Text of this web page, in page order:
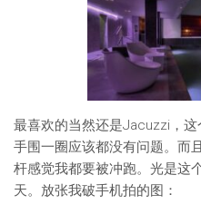
最喜欢的当然还是Jacuzzi，
手围一圈应该都没有问题。而
杆感觉我都要被冲跑。光是这
天。放张我破手机拍的图：